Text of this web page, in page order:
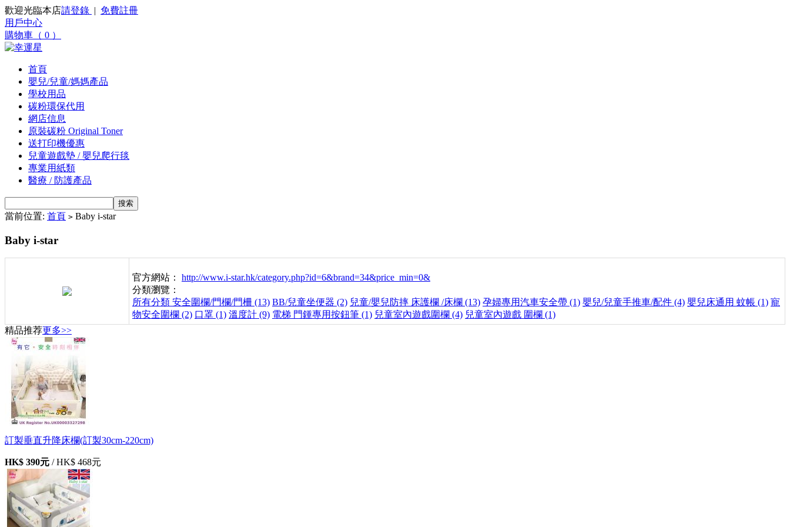
歡迎光臨本店請登錄 | 免費註冊
用戶中心
購物車（ 0 ）
首頁
嬰兒/兒童/媽媽產品
學校用品
碳粉環保代用
網店信息
原裝碳粉 Original Toner
送打印機優惠
兒童遊戲墊 / 嬰兒爬行毯
專業用紙類
醫療 / 防護產品
當前位置: 首頁 > Baby i-star
Baby i-star
官方網站： http://www.i-star.hk/category.php?id=6&brand=34&price_min=0&
分類瀏覽：
所有分類 安全圍欄/門欄/門柵 (13) BB/兒童坐便器 (2) 兒童/嬰兒防摔 床護欄 /床欄 (13) 孕婦專用汽車安全帶 (1) 嬰兒/兒童手推車/配件 (4) 嬰兒床通用 蚊帳 (1) 寵
物安全圍欄 (2) 口罩 (1) 溫度計 (9) 電梯 門鍾專用按鈕筆 (1) 兒童室內遊戲圍欄 (4) 兒童室內遊戲 圍欄 (1)
精品推荐更多>>
訂製垂直升降床欄(訂製30cm-220cm)
HK$ 390元 /HK$ 468元